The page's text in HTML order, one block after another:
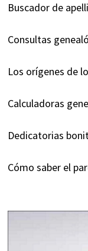
Buscador de
Consultas
Los orígenes de
Calculadoras
Dedicatorias
Cómo saber el